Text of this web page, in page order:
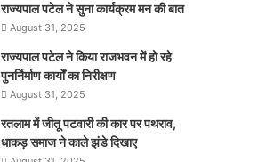
राज्यपाल पटेल ने सुना कार्यक्रम मन की बात
August 31, 2025
राज्यपाल पटेल ने किया राजभवन में हो रहे
पुनर्निर्माण कार्यों का निरीक्षण
August 31, 2025
रतलाम में जीतू पटवारी की कार पर पथराव,
धाकड़ समाज ने काले झंडे दिखाए